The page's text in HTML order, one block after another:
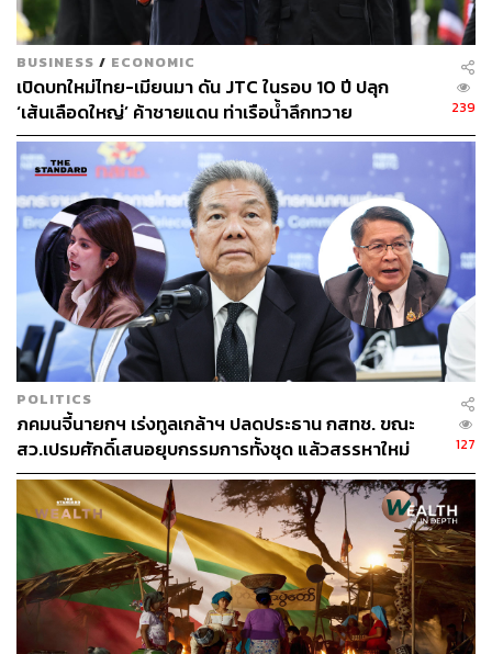
76
ABOUT THE AUTHOR
วาราดา ทองจำนงค์
Content Creator สำนักข่าว THE
STANDARD WEALTH
BUSINESS / ECONOMIC
เปิดบทใหม่ไทย-เมียนมา ดัน JTC ในรอบ 10 ปี ปลุก
‘เส้นเลือดใหญ่’ ค้าชายแดน ท่าเรือน้ำลึกทวาย
239
POLITICS
ภคมนจี้นายกฯ เร่งทูลเกล้าฯ ปลดประธาน กสทช. ขณะ
สว.เปรมศักดิ์เสนอยุบกรรมการทั้งชุด แล้วสรรหาใหม่
127